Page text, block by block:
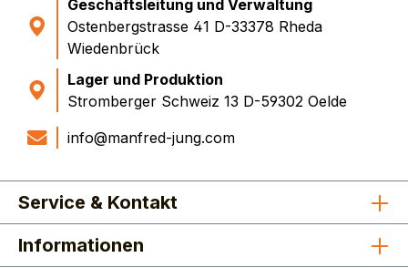
Geschäftsleitung und Verwaltung
Ostenbergstrasse 41 D-33378 Rheda
Wiedenbrück
Lager und Produktion
Stromberger Schweiz 13 D-59302 Oelde
info@manfred-jung.com
Service & Kontakt
Informationen